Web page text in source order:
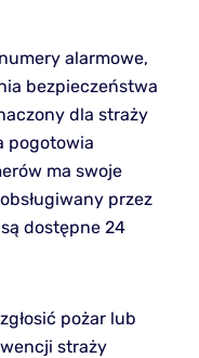
alarmowe,
bezpieczeństwa
dla straży
pogotowia
ma swoje
przez
dostępne 24
pożar lub
straży